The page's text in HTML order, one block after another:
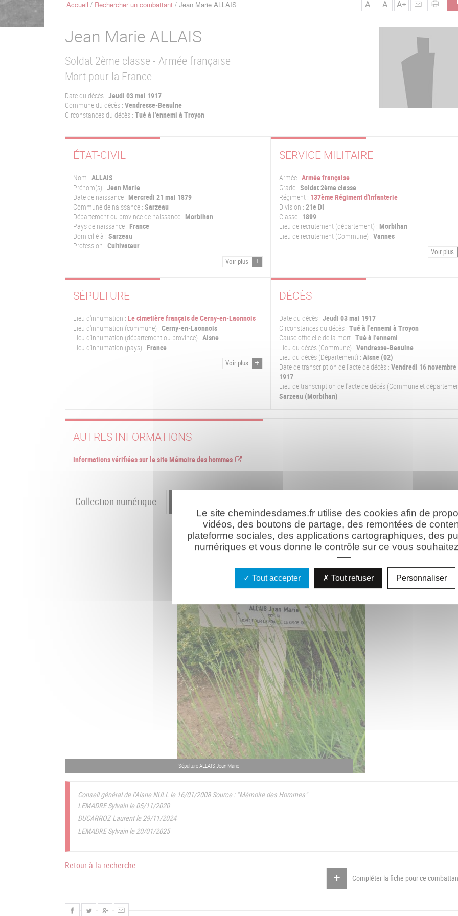
FilAccueil Rechercher un combattant Jean Marie ALLAIS A- A A+
Jean Marie ALLAIS
Soldat 2ème classe - Armée française
Mort pour la France
Date du décès : Jeudi 03 mai 1917
Commune du décès : Vendresse-Beaulne
Circonstances du décès : Tué à l'ennemi à Troyon
ÉTAT-CIVIL
Nom : ALLAIS
Prénom(s) : Jean Marie
Date de naissance : Mercredi 21 mai 1879
Commune de naissance : Sarzeau
Département ou province de naissance : Morbihan
Pays de naissance : France
Domicilié à : Sarzeau
Profession : Cultivateur
Voir plus
SERVICE MILITAIRE
Armée : Armée française
Grade : Soldat 2ème classe
Régiment : 137ème Régiment d'Infanterie
Division : 21e DI
Classe : 1899
Lieu de recrutement (département) : Morbihan
Lieu de recrutement (Commune) : Vannes
Voir plus
SÉPULTURE
Lieu d'inhumation : Le cimetière français de Cerny-en-Laonnois
Lieu d'inhumation (commune) : Cerny-en-Laonnois
Lieu d'inhumation (département ou province) : Aisne
Lieu d'inhumation (pays) : France
Voir plus
DÉCÈS
Date du décès : Jeudi 03 mai 1917
Circonstances du décès : Tué à l'ennemi à Troyon
Cause officielle de la mort : Tué à l'ennemi
Lieu du décès (Commune) : Vendresse-Beaulne
Lieu du décès (Département) : Aisne (02)
Date de transcription de l'acte de décès : Vendredi 16 novembre
1917
Lieu de transcription de l'acte de décés (Commune et
Sarzeau (Morbihan)
AUTRES INFORMATIONS
Informations vérifiées sur le site Mémoire des hommes
Collection numérique
Sépulture ALLAIS Jean Marie
Conseil général de l'Aisne NULL le 16/01/2008Source : "Mémoire des Hommes"
LEMADRE Sylvain le 05/11/2020
DUCARROZ Laurent le 29/11/2024
LEMADRE Sylvain le 20/01/2025
Compléter la fiche pour ce
Retour à la recherche
Le site chemindesdames.fr utilise des cookies afin de
vidéos, des boutons de partage, des remontées de
plateforme sociales, des applications cartographiques, des
numériques et vous donne le contrôle sur ce vous
Tout accepter Tout refuser Personnaliser